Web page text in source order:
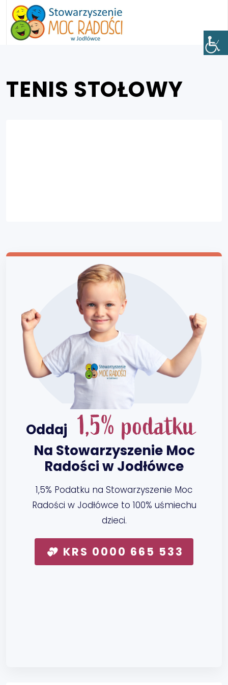
TENIS STOŁOWY
Oddaj 1,5% podatku
Na Stowarzyszenie Moc
Radości w Jodłówce
1,5% Podatku na Stowarzyszenie Moc
Radości w Jodłówce to 100% uśmiechu
dzieci.
KRS 0000 665 533